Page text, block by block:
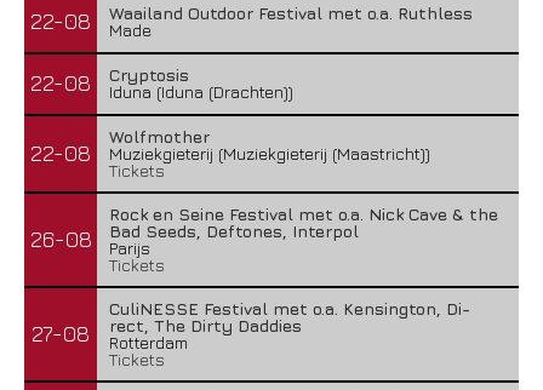
22-08
Waailand Outdoor Festival met o.a. Ruthless
Made
22-08
Cryptosis
Iduna (Iduna (Drachten))
22-08
Wolfmother
Muziekgieterij (Muziekgieterij (Maastricht))
Tickets
26-08
Rock en Seine Festival met o.a. Nick Cave & the
Bad Seeds, Deftones, Interpol
Parijs
Tickets
27-08
CuliNESSE Festival met o.a. Kensington, Di-
rect, The Dirty Daddies
Rotterdam
Tickets